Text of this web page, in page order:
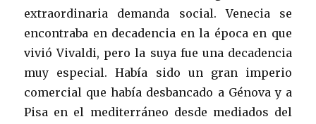
extraordinaria demanda social. Venecia se
encontraba en decadencia en la época en que
vivió Vivaldi, pero la suya fue una decadencia
muy especial. Había sido un gran imperio
comercial que había desbancado a Génova y a
Pisa en el mediterráneo desde mediados del